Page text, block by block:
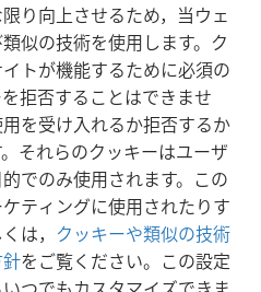
り向上させるため，当ウェ
似の技術を使用します。ク
トが機能するために必須の
拒否することはできませ
を受け入れるか拒否するか
それらのクッキーはユーザ
でのみ使用されます。この
ティングに使用されたりす
は， クッキーや類似の技術
をご覧ください。この設定
シェアする 設定
and Tract Society of Pennsylvania
方針 プライバシー設定
JW.ORG
グイン